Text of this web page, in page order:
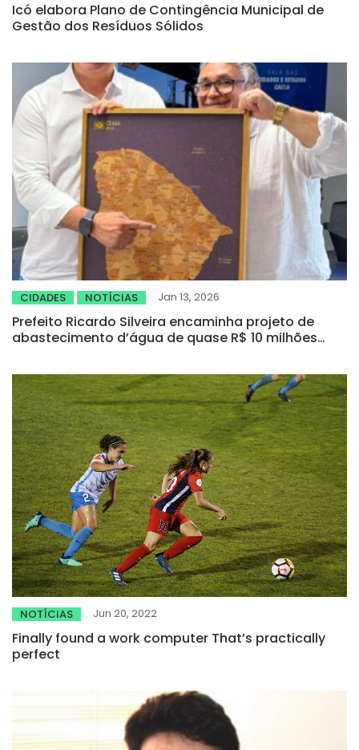
Icó elabora Plano de Contingência Municipal de
Gestão dos Resíduos Sólidos
CIDADES NOTÍCIAS Jan 13, 2026
Prefeito Ricardo Silveira encaminha projeto de
abastecimento d’água de quase R$ 10 milhões
NOTÍCIAS Jun 20, 2022
Finally found a work computer That’s practically
perfect